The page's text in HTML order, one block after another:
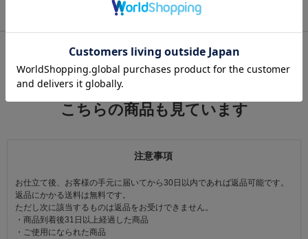
関連カテゴリ：帯小物/帯締（帯〆）/帯留付き三分紐
この商品を見た人は
こちらの商品も見ています
注意事項
お仕立て後、お客様の手元に届いてから30日以内であれば返品可能です。
返品にかかる送料は無料です。
ただし次に該当するものは返品をお受けできません。
・商品到着後31日以上経過した商品
・ご使用になられた商品